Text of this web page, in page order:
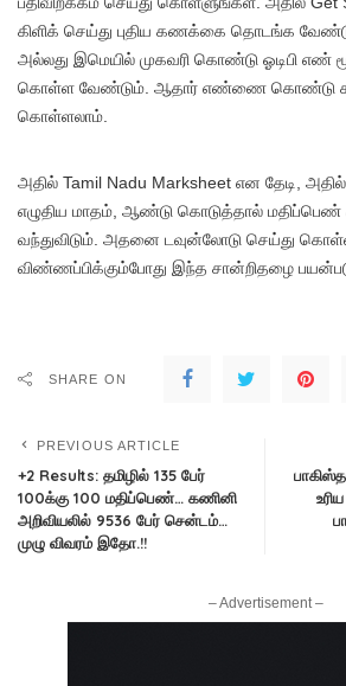
கிளிக் செய்து புதிய கணக்கை தொடங்க
அல்லது இமெயில் முகவரி கொண்டு ஓடிபி எண்
கொள்ள வேண்டும். ஆதார் எண்ணை கொண்டு
கொள்ளலாம்.
அதில் Tamil Nadu Marksheet என தேடி, அதில்
எழுதிய மாதம், ஆண்டு கொடுத்தால்
வந்துவிடும். அதனை டவுன்லோடு செய்து
விண்ணப்பிக்கும்போது இந்த சான்றிதழை
SHARE ON
PREVIOUS ARTICLE
+2 Results: தமிழில் 135 பேர்
100க்கு 100 மதிப்பெண்… கணினி
அறிவியலில் 9536 பேர் சென்டம்…
முழு விவரம் இதோ.!!
– Advertisement –